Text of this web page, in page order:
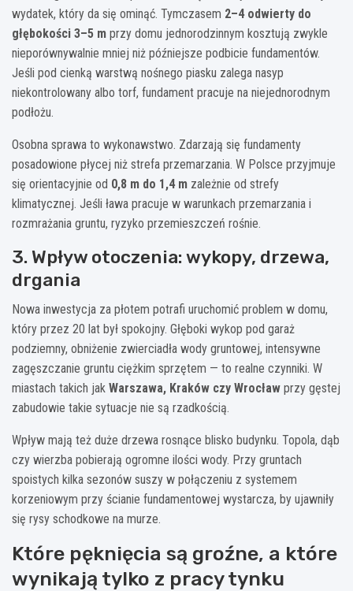
wydatek, który da się ominąć. Tymczasem 2–4 odwierty do
głębokości 3–5 m przy domu jednorodzinnym kosztują zwykle
nieporównywalnie mniej niż późniejsze podbicie fundamentów.
Jeśli pod cienką warstwą nośnego piasku zalega nasyp
niekontrolowany albo torf, fundament pracuje na niejednorodnym
podłożu.
Osobna sprawa to wykonawstwo. Zdarzają się fundamenty
posadowione płycej niż strefa przemarzania. W Polsce przyjmuje
się orientacyjnie od 0,8 m do 1,4 m zależnie od strefy
klimatycznej. Jeśli ława pracuje w warunkach przemarzania i
rozmrażania gruntu, ryzyko przemieszczeń rośnie.
3. Wpływ otoczenia: wykopy, drzewa,
drgania
Nowa inwestycja za płotem potrafi uruchomić problem w domu,
który przez 20 lat był spokojny. Głęboki wykop pod garaż
podziemny, obniżenie zwierciadła wody gruntowej, intensywne
zagęszczanie gruntu ciężkim sprzętem — to realne czynniki. W
miastach takich jak Warszawa, Kraków czy Wrocław przy gęstej
zabudowie takie sytuacje nie są rzadkością.
Wpływ mają też duże drzewa rosnące blisko budynku. Topola, dąb
czy wierzba pobierają ogromne ilości wody. Przy gruntach
spoistych kilka sezonów suszy w połączeniu z systemem
korzeniowym przy ścianie fundamentowej wystarcza, by ujawniły
się rysy schodkowe na murze.
Które pęknięcia są groźne, a które
wynikają tylko z pracy tynku